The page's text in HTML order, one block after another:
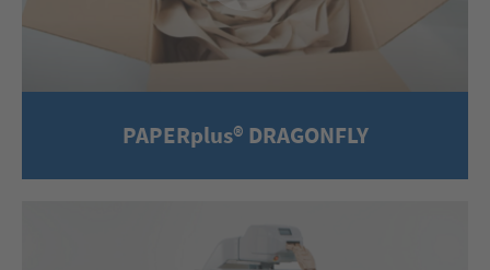
PAPERplus® DRAGONFLY